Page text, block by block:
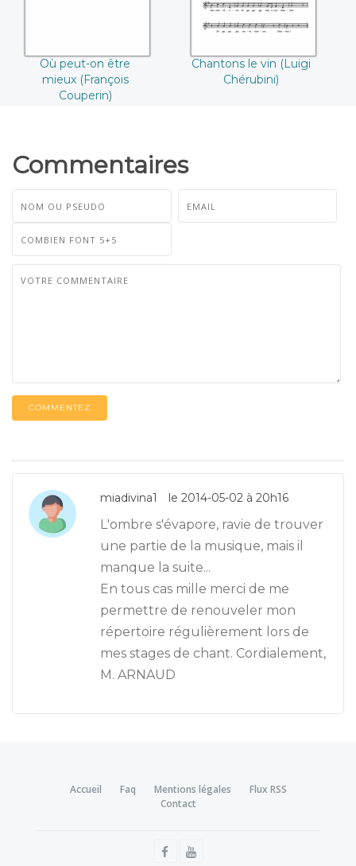
Où peut-on être
mieux (François
Couperin)
Chantons le vin (Luigi
Chérubini)
Commentaires
COMMENTEZ
miadivina1 le 2014-05-02 à 20h16
L'ombre s'évapore, ravie de trouver
une partie de la musique, mais il
manque la suite...
En tous cas mille merci de me
permettre de renouveler mon
répertoire régulièrement lors de
mes stages de chant. Cordialement,
M. ARNAUD
Accueil Faq Mentions légales
Flux RSS
Contact